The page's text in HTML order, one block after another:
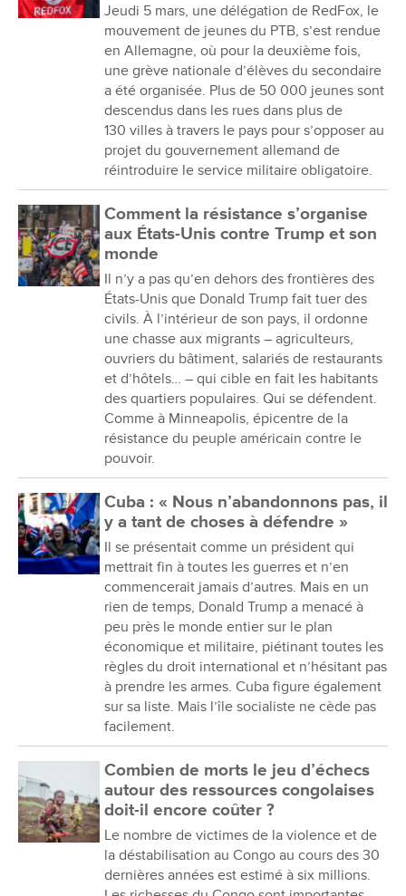
Jeudi 5 mars, une délégation de RedFox, le
mouvement de jeunes du PTB, s’est rendue
en Allemagne, où pour la deuxième fois,
une grève nationale d’élèves du secondaire
a été organisée. Plus de 50 000 jeunes sont
descendus dans les rues dans plus de
130 villes à travers le pays pour s’opposer au
projet du gouvernement allemand de
réintroduire le service militaire obligatoire.
Comment la résistance s’organise
aux États-Unis contre Trump et son
monde
Il n’y a pas qu’en dehors des frontières des
États-Unis que Donald Trump fait tuer des
civils. À l’intérieur de son pays, il ordonne
une chasse aux migrants – agriculteurs,
ouvriers du bâtiment, salariés de restaurants
et d’hôtels… – qui cible en fait les habitants
des quartiers populaires. Qui se défendent.
Comme à Minneapolis, épicentre de la
résistance du peuple américain contre le
pouvoir.
Cuba : « Nous n’abandonnons pas, il
y a tant de choses à défendre »
Il se présentait comme un président qui
mettrait fin à toutes les guerres et n’en
commencerait jamais d’autres. Mais en un
rien de temps, Donald Trump a menacé à
peu près le monde entier sur le plan
économique et militaire, piétinant toutes les
règles du droit international et n’hésitant pas
à prendre les armes. Cuba figure également
sur sa liste. Mais l’île socialiste ne cède pas
facilement.
Combien de morts le jeu d’échecs
autour des ressources congolaises
doit-il encore coûter ?
Le nombre de victimes de la violence et de
la déstabilisation au Congo au cours des 30
dernières années est estimé à six millions.